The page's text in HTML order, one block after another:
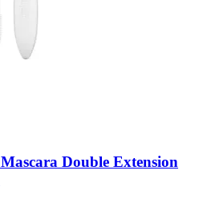
Mascara Double Extension